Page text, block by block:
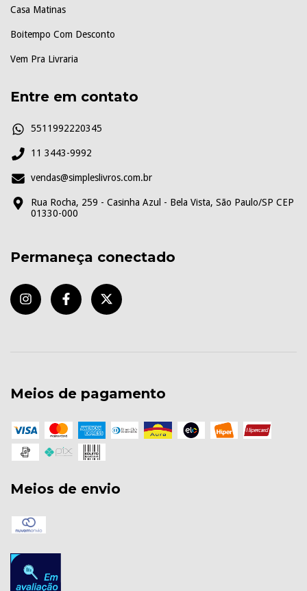
Casa Matinas
Boitempo Com Desconto
Vem Pra Livraria
Entre em contato
5511992220345
11 3443-9992
vendas@simpleslivros.com.br
Rua Rocha, 259 - Casinha Azul - Bela Vista, São Paulo/SP CEP
01330-000
Permaneça conectado
Meios de pagamento
Meios de envio